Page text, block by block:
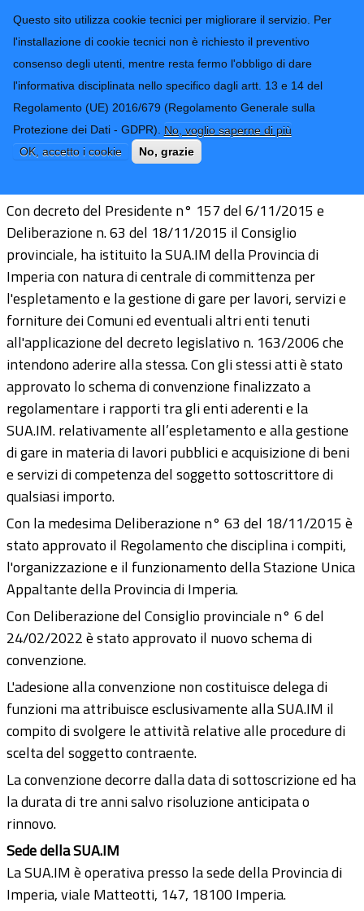
Questo sito utilizza cookie tecnici per migliorare il servizio. Per
l'installazione di cookie tecnici non è richiesto il preventivo
consenso degli utenti, mentre resta fermo l'obbligo di dare
l'informativa disciplinata nello specifico dagli artt. 13 e 14 del
Regolamento (UE) 2016/679 (Regolamento Generale sulla
Protezione dei Dati - GDPR). No, voglio saperne di più
OK, accetto i cookie
No, grazie
Provincia di
Imperia
CONTATTI-URP
TRASPARENZA
Form di ricerca
Stazione Unica Appaltante SUA.IM
Con decreto del Presidente n° 157 del 6/11/2015 e
Deliberazione n. 63 del 18/11/2015 il Consiglio
provinciale, ha istituito la SUA.IM della Provincia di
Imperia con natura di centrale di committenza per
l'espletamento e la gestione di gare per lavori, servizi e
forniture dei Comuni ed eventuali altri enti tenuti
all'applicazione del decreto legislativo n. 163/2006 che
intendono aderire alla stessa. Con gli stessi atti è stato
approvato lo schema di convenzione finalizzato a
regolamentare i rapporti tra gli enti aderenti e la
SUA.IM. relativamente all’espletamento e alla gestione
di gare in materia di lavori pubblici e acquisizione di beni
e servizi di competenza del soggetto sottoscrittore di
qualsiasi importo.
Con la medesima Deliberazione n° 63 del 18/11/2015 è
stato approvato il Regolamento che disciplina i compiti,
l'organizzazione e il funzionamento della Stazione Unica
Appaltante della Provincia di Imperia.
Con Deliberazione del Consiglio provinciale n° 6 del
24/02/2022 è stato approvato il nuovo schema di
convenzione.
L'adesione alla convenzione non costituisce delega di
funzioni ma attribuisce esclusivamente alla SUA.IM il
compito di svolgere le attività relative alle procedure di
scelta del soggetto contraente.
La convenzione decorre dalla data di sottoscrizione ed ha
la durata di tre anni salvo risoluzione anticipata o
rinnovo.
Sede della SUA.IM
La SUA.IM è operativa presso la sede della Provincia di
Imperia, viale Matteotti, 147, 18100 Imperia.